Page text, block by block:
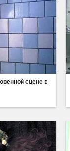
сцене в